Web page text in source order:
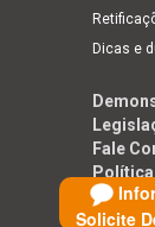
Solicite
Dicas e
Fale